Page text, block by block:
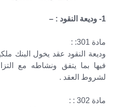
1- وديعة النقود : –
مادة 301: :
وديعة النقود عقد يخول البنك
فيها بما يتفق ونشاطه مع
لشروط العقد .
مادة 302 : :